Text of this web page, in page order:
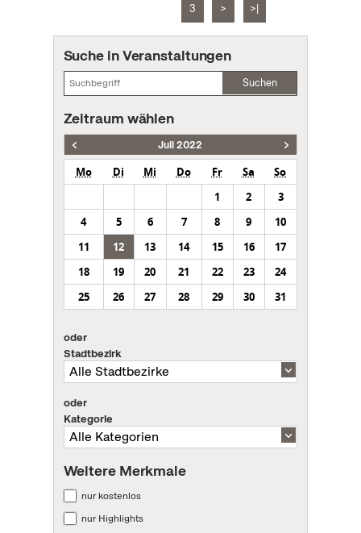
3 > >|
Suche in Veranstaltungen
Suchen
Zeitraum wählen
Juli 2022
Mo Di Mi Do Fr Sa
So
1
2
3
4
5 6 7 8 9
10
11
12 13 14 15 16
17
18
19 20 21 22 23
24
25
26 27 28 29 30 31
oder
Stadtbezirk
oder
Kategorie
Weitere Merkmale
nur kostenlos
nur Highlights